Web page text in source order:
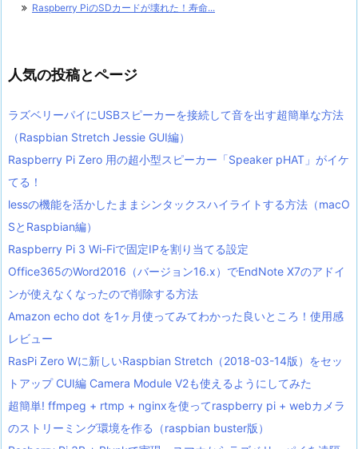
Raspberry PiのSDカードが壊れた！寿命...
人気の投稿とページ
ラズベリーパイにUSBスピーカーを接続して音を出す超簡単な方法
（Raspbian Stretch Jessie GUI編）
Raspberry Pi Zero 用の超小型スピーカー「Speaker pHAT」がイケ
てる！
lessの機能を活かしたままシンタックスハイライトする方法（macO
SとRaspbian編）
Raspberry Pi 3 Wi-Fiで固定IPを割り当てる設定
Office365のWord2016（バージョン16.x）でEndNote X7のアドイ
ンが使えなくなったので削除する方法
Amazon echo dot を1ヶ月使ってみてわかった良いところ！使用感
レビュー
RasPi Zero Wに新しいRaspbian Stretch（2018-03-14版）をセッ
トアップ CUI編 Camera Module V2も使えるようにしてみた
超簡単! ffmpeg + rtmp + nginxを使ってraspberry pi + webカメラ
のストリーミング環境を作る（raspbian buster版）